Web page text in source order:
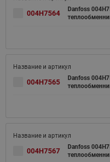
004H7564
Danfoss
004H7565
Danfoss
004H7567
Danfoss